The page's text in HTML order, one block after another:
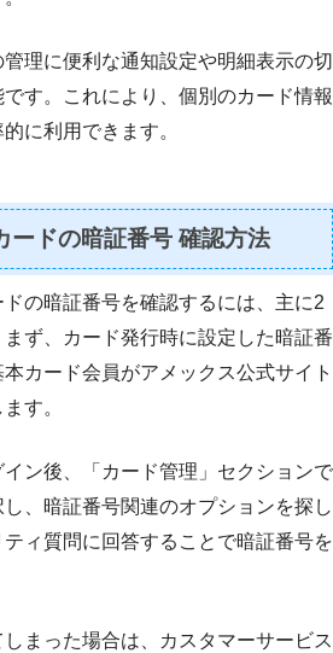
理に便利な通知設定や明細表示の切
す。これにより、個別のカード情報
に利用できます。
ードの暗証番号 確認方法
の暗証番号を確認するには、主に2
ず、カード発行時に設定した暗証番
カード会員がアメックス公式サイト
す。
ン後、「カード管理」セクションで
、暗証番号関連のオプションを探し
ィ質問に回答することで暗証番号を
まった場合は、カスタマーサービス